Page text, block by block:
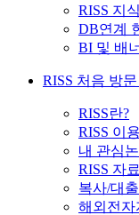
RISS 지
DB연계
BI 및 배
RISS 처음 방
RISS란?
RISS 이
내 관심
RISS 자
복사/대
해외전자